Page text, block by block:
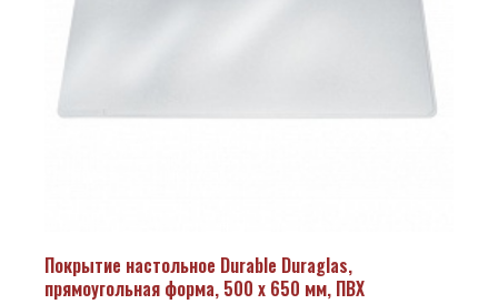
Покрытие настольное Durable Duraglas,
прямоугольная форма, 500 х 650 мм, ПВХ